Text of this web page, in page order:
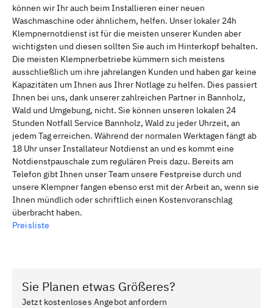
können wir Ihr auch beim Installieren einer neuen
Waschmaschine oder ähnlichem, helfen. Unser lokaler 24h
Klempnernotdienst ist für die meisten unserer Kunden aber
wichtigsten und diesen sollten Sie auch im Hinterkopf behalten.
Die meisten Klempnerbetriebe kümmern sich meistens
ausschließlich um ihre jahrelangen Kunden und haben gar keine
Kapazitäten um Ihnen aus Ihrer Notlage zu helfen. Dies passiert
Ihnen bei uns, dank unserer zahlreichen Partner in Bannholz,
Wald und Umgebung, nicht. Sie können unseren lokalen 24
Stunden Notfall Service Bannholz, Wald zu jeder Uhrzeit, an
jedem Tag erreichen. Während der normalen Werktagen fängt ab
18 Uhr unser Installateur Notdienst an und es kommt eine
Notdienstpauschale zum regulären Preis dazu. Bereits am
Telefon gibt Ihnen unser Team unsere Festpreise durch und
unsere Klempner fangen ebenso erst mit der Arbeit an, wenn sie
Ihnen mündlich oder schriftlich einen Kostenvoranschlag
überbracht haben.
Preisliste
Sie Planen etwas Größeres?
Jetzt kostenloses Angebot anfordern